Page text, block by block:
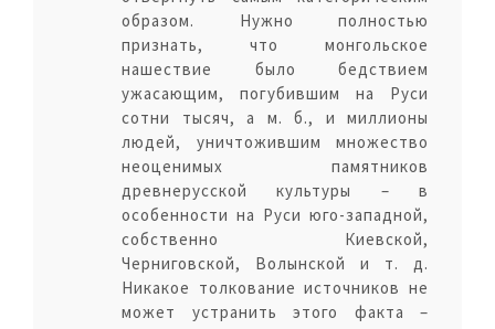
образом. Нужно полностью
признать, что монгольское
нашествие было бедствием
ужасающим, погубившим на Руси
сотни тысяч, а м. б., и миллионы
людей, уничтожившим множество
неоценимых памятников
древнерусской культуры – в
особенности на Руси юго-западной,
собственно Киевской,
Черниговской, Волынской и т. д.
Никакое толкование источников не
может устранить этого факта –